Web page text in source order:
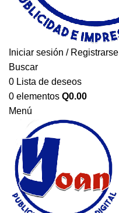
Iniciar sesión / Registrarse
Buscar
0 Lista de deseos
0 elementos Q0.00
Menú